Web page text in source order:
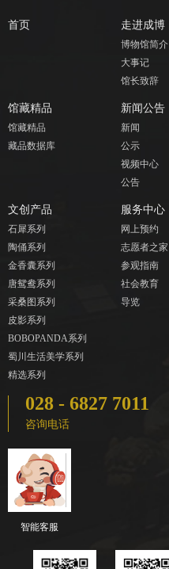
首页 走进成博
博物馆简介
大事记
馆长致辞
馆藏精品
馆藏精品
藏品数据库
新闻公告
新闻
公示
视频中心
公告
文创产品
石犀系列
陶俑系列
金香囊系列
唐鸳鸯系列
采桑图系列
皮影系列
BOBOPANDA系列
蜀川生活美学系列
精选系列
服务中心
网上预约
志愿者之家
参观指南
社会教育
导览
028 - 6827 7011
咨询电话
智能客服